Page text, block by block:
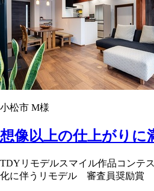
小松市 M様
想像以上の仕上がりに
TDYリモデルスマイル作品コンテ
化に伴うリモデル 審査員奨励賞